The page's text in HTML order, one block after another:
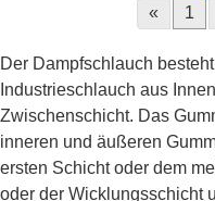
« 1
Der Dampfschlauch
Industrieschlauch aus
Zwischenschicht. Das
inneren und äußeren
ersten Schicht oder dem
oder der Wicklungsschicht